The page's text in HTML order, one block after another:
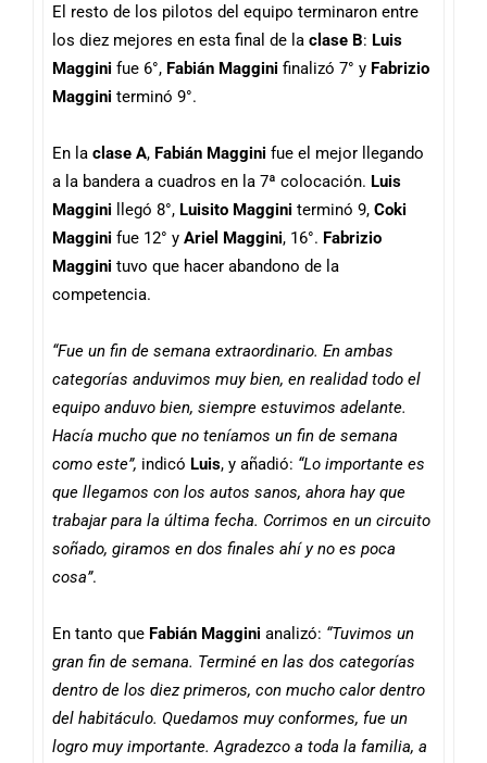
El resto de los pilotos del equipo terminaron entre
los diez mejores en esta final de la clase B: Luis
Maggini fue 6°, Fabián Maggini finalizó 7° y Fabrizio
Maggini terminó 9°.
En la clase A, Fabián Maggini fue el mejor llegando
a la bandera a cuadros en la 7ª colocación. Luis
Maggini llegó 8°, Luisito Maggini terminó 9, Coki
Maggini fue 12° y Ariel Maggini, 16°. Fabrizio
Maggini tuvo que hacer abandono de la
competencia.
“Fue un fin de semana extraordinario. En ambas
categorías anduvimos muy bien, en realidad todo el
equipo anduvo bien, siempre estuvimos adelante.
Hacía mucho que no teníamos un fin de semana
como este”, indicó Luis, y añadió: “Lo importante es
que llegamos con los autos sanos, ahora hay que
trabajar para la última fecha. Corrimos en un circuito
soñado, giramos en dos finales ahí y no es poca
cosa”.
En tanto que Fabián Maggini analizó: “Tuvimos un
gran fin de semana. Terminé en las dos categorías
dentro de los diez primeros, con mucho calor dentro
del habitáculo. Quedamos muy conformes, fue un
logro muy importante. Agradezco a toda la familia, a